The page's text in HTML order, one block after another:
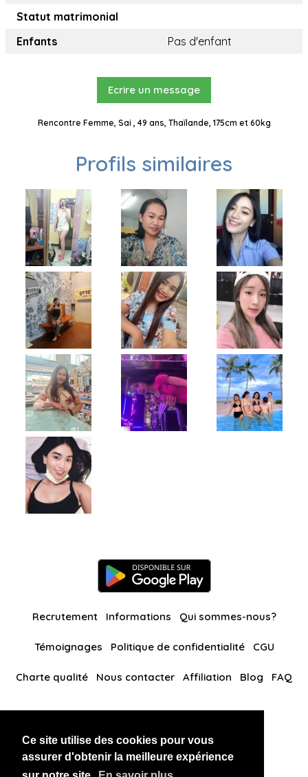
Ce site utilise des cookies pour vous
assurer d'obtenir la meilleure expérience
Statut matrimonial
Enfants
Pas d'enfant
Ecrire un message
Rencontre Femme, Sai , 49 ans, Thaïlande, 175cm et 60kg
Profils similaires
Recrutement Informations Qui sommes-nous?
Témoignages Politique de confidentialité CGU
Charte qualité Nous contacter Affiliation Blog FAQ
BlackAndBeauties RussianKisses